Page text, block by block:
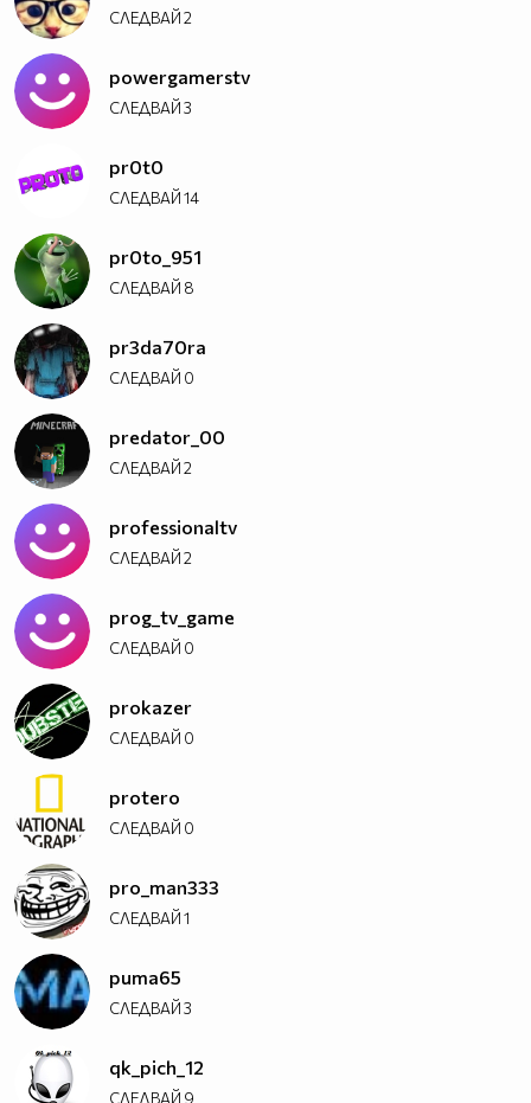
СЛЕДВАЙ2
powergamerstv
СЛЕДВАЙ3
pr0t0
СЛЕДВАЙ14
pr0to_951
СЛЕДВАЙ 8
pr3da70ra
СЛЕДВАЙ 0
predator_00
СЛЕДВАЙ2
professionaltv
СЛЕДВАЙ2
prog_tv_game
СЛЕДВАЙ 0
prokazer
СЛЕДВАЙ 0
protero
СЛЕДВАЙ 0
pro_man333
СЛЕДВАЙ1
puma65
СЛЕДВАЙ3
qk_pich_12
СЛЕДВАЙ 9